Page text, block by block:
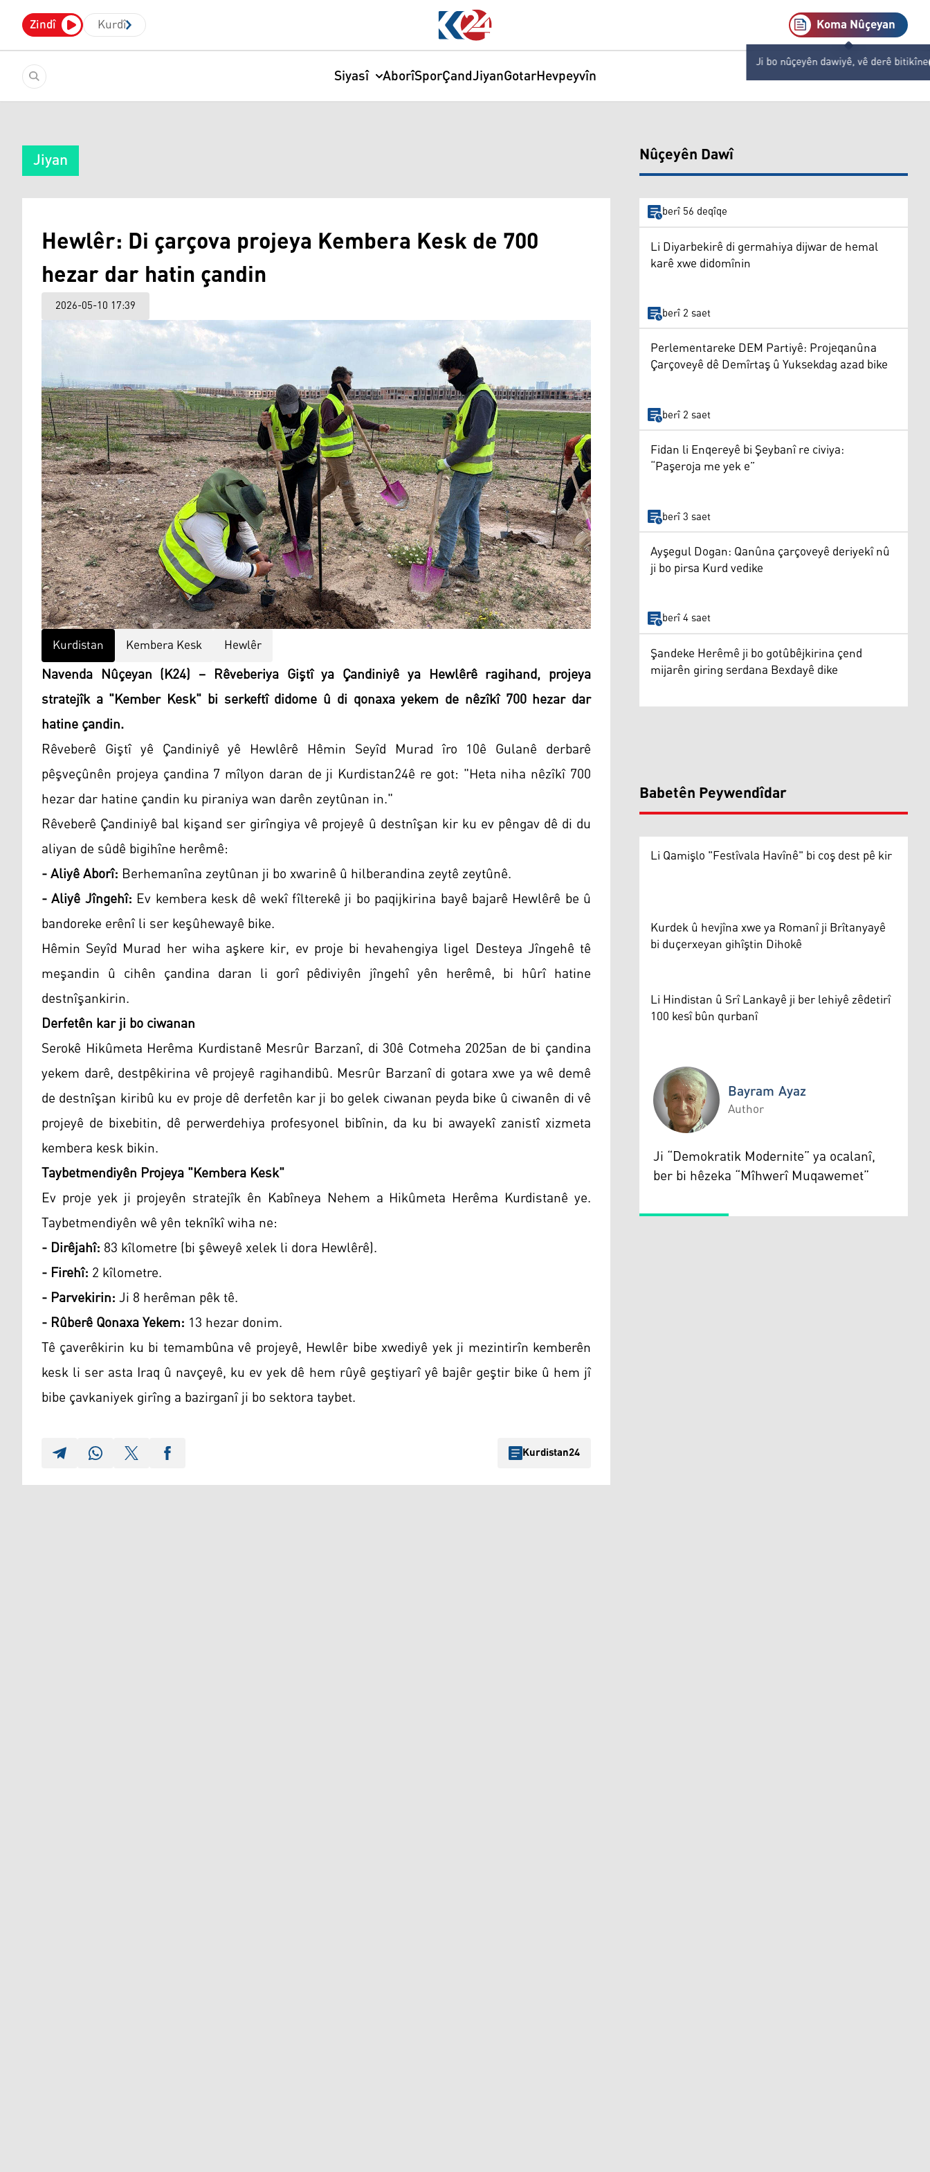
Zindî Kurdî Koma Nûçeyan
Ji bo nûçeyên dawiyê, vê derê bitikîne
Siyasî AborîSporÇandJiyanGotarHevpeyvîn
Jiyan
Hewlêr: Di çarçova projeya Kembera Kesk de 700
hezar dar hatin çandin
2026-05-10 17:39
Kurdistan Kembera Kesk Hewlêr
Navenda Nûçeyan (K24) – Rêveberiya Giştî ya Çandiniyê ya Hewlêrê ragihand, projeya
stratejîk a "Kember Kesk" bi serkeftî didome û di qonaxa yekem de nêzîkî 700 hezar dar
hatine çandin.
Rêveberê Giştî yê Çandiniyê yê Hewlêrê Hêmin Seyîd Murad îro 10ê Gulanê derbarê
pêşveçûnên projeya çandina 7 mîlyon daran de ji Kurdistan24ê re got: "Heta niha nêzîkî 700
hezar dar hatine çandin ku piraniya wan darên zeytûnan in."
Rêveberê Çandiniyê bal kişand ser girîngiya vê projeyê û destnîşan kir ku ev pêngav dê di du
aliyan de sûdê bigihîne herêmê:
- Aliyê Aborî: Berhemanîna zeytûnan ji bo xwarinê û hilberandina zeytê zeytûnê.
- Aliyê Jîngehî: Ev kembera kesk dê wekî fîlterekê ji bo paqijkirina bayê bajarê Hewlêrê be û
bandoreke erênî li ser keşûhewayê bike.
Hêmin Seyîd Murad her wiha aşkere kir, ev proje bi hevahengiya ligel Desteya Jîngehê tê
meşandin û cihên çandina daran li gorî pêdiviyên jîngehî yên herêmê, bi hûrî hatine
destnîşankirin.
Derfetên kar ji bo ciwanan
Serokê Hikûmeta Herêma Kurdistanê Mesrûr Barzanî, di 30ê Cotmeha 2025an de bi çandina
yekem darê, destpêkirina vê projeyê ragihandibû. Mesrûr Barzanî di gotara xwe ya wê demê
de destnîşan kiribû ku ev proje dê derfetên kar ji bo gelek ciwanan peyda bike û ciwanên di vê
projeyê de bixebitin, dê perwerdehiya profesyonel bibînin, da ku bi awayekî zanistî xizmeta
kembera kesk bikin.
Taybetmendiyên Projeya "Kembera Kesk"
Ev proje yek ji projeyên stratejîk ên Kabîneya Nehem a Hikûmeta Herêma Kurdistanê ye.
Taybetmendiyên wê yên teknîkî wiha ne:
- Dirêjahî:83 kîlometre (bi şêweyê xelek li dora Hewlêrê).
- Firehî:2 kîlometre.
- Parvekirin:Ji 8 herêman pêk tê.
- Rûberê Qonaxa Yekem: 13 hezar donim.
Tê çaverêkirin ku bi temambûna vê projeyê, Hewlêr bibe xwediyê yek ji mezintirîn kemberên
kesk li ser asta Iraq û navçeyê, ku ev yek dê hem rûyê geştiyarî yê bajêr geştir bike û hem jî
bibe çavkaniyek girîng a bazirganî ji bo sektora taybet.
Kurdistan24
Nûçeyên Dawî
berî 56 deqîqe
Li Diyarbekirê di germahiya dijwar de hemal
karê xwe didomînin
berî 2 saet
Perlementareke DEM Partiyê: Projeqanûna
Çarçoveyê dê Demîrtaş û Yuksekdag azad bike
berî 2 saet
Fidan li Enqereyê bi Şeybanî re civiya:
“Paşeroja me yek e”
berî 3 saet
Ayşegul Dogan: Qanûna çarçoveyê deriyekî nû
ji bo pirsa Kurd vedike
berî 4 saet
Şandeke Herêmê ji bo gotûbêjkirina çend
mijarên giring serdana Bexdayê dike
Babetên Peywendîdar
Li Qamişlo "Festîvala Havînê" bi coş dest pê kir
Kurdek û hevjîna xwe ya Romanî ji Brîtanyayê
bi duçerxeyan gihîştin Dihokê
Li Hindistan û Srî Lankayê ji ber lehiyê zêdetirî
100 kesî bûn qurbanî
Bayram Ayaz
Bayram Ayaz
Author
Ji “Demokratik Modernite” ya ocalanî,
ber bi hêzeka “Mîhwerî Muqawemet”